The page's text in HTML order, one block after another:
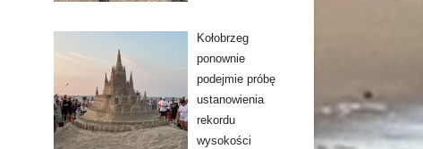
Kołobrzeg
ponownie
podejmie próbę
ustanowienia
rekordu
wysokości